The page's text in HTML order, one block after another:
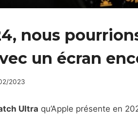
nous
un écran
2023
Ultra qu’Apple présente en